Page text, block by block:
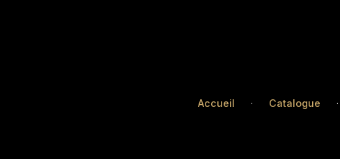
Accueil · Catalogue ·